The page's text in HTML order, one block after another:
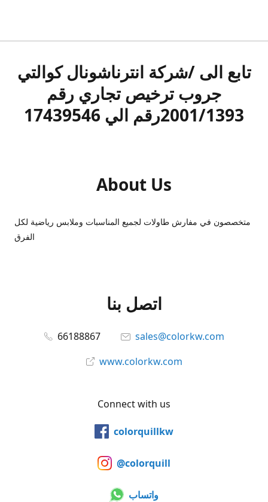
تابع الى /شركة انترناشونال كوالتي
جروب ترخيص تجاري رقم
2001/1393رقم الي 17439546
About Us
متخصصون في مفارش طاولات لجميع المناسبات وملابس رياضية لكل
الفرق
اتصل بنا
66188867
sales@colorkw.com
www.colorkw.com
Connect with us
colorquillkw
@colorquill
واتساب